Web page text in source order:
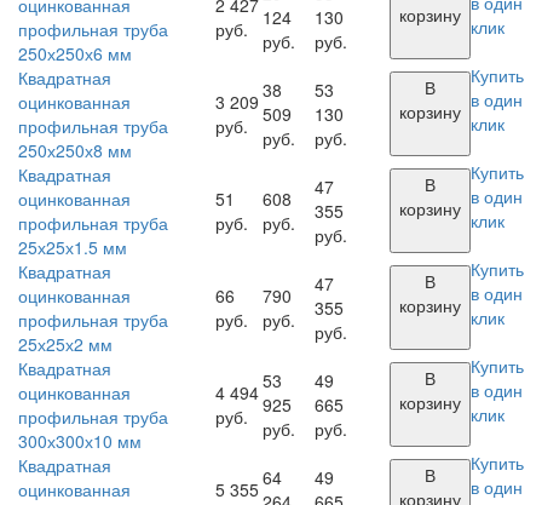
оцинкованная
профильная труба
250х250х6 мм
2 427
руб.
124
руб.
130
руб.
корзину клик
Квадратная
оцинкованная
профильная труба
250х250х8 мм
3 209
руб.
38
509
руб.
53
130
руб.
В
корзину
Купить
в один
клик
Квадратная
оцинкованная
профильная труба
25х25х1.5 мм
51
руб.
608
руб.
47
355
руб.
В
корзину
Купить
в один
клик
Квадратная
оцинкованная
профильная труба
25х25х2 мм
66
руб.
790
руб.
47
355
руб.
В
корзину
Купить
в один
клик
Квадратная
оцинкованная
профильная труба
300х300х10 мм
4 494
руб.
53
925
руб.
49
665
руб.
В
корзину
Купить
в один
клик
Квадратная
оцинкованная
5 35564
49
В
корзину
Купить
в один